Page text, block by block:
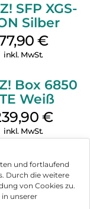
und fortlaufend
Durch die weitere
von Cookies zu.
unserer
SFP XGS-
Silber
€
inkl. MwSt.
Box 6850
Weiß
€
inkl. MwSt.